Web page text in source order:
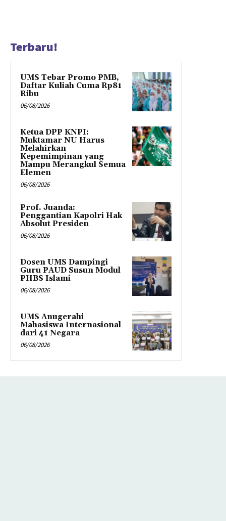
Terbaru!
UMS Tebar Promo PMB,
Daftar Kuliah Cuma Rp81
Ribu
06/08/2026
Ketua DPP KNPI:
Muktamar NU Harus
Melahirkan
Kepemimpinan yang
Mampu Merangkul Semua
Elemen
06/08/2026
Prof. Juanda:
Penggantian Kapolri Hak
Absolut Presiden
06/08/2026
Dosen UMS Dampingi
Guru PAUD Susun Modul
PHBS Islami
06/08/2026
UMS Anugerahi
Mahasiswa Internasional
dari 41 Negara
06/08/2026